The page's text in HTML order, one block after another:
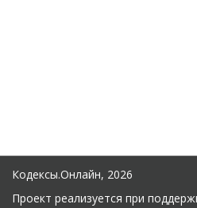
Кодексы.Онлайн, 2026
Проект реализуется при